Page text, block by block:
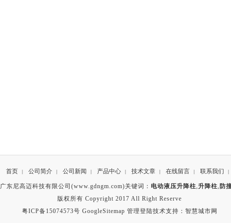
首页 | 公司简介 | 公司新闻 | 产品中心 | 技术文章 | 在线留言 | 联系我们 |
广东尼高迈科技有限公司(www.gdngm.com)关键词： 电动液压升降柱,升降柱, 防
版权所有 Copyright 2017 All Right Reserve
粤ICP备15074573号 GoogleSitemap 管理登陆技术支持： 智慧城市网